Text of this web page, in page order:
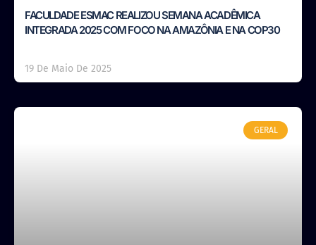
FACULDADE ESMAC REALIZOU SEMANA ACADÊMICA
INTEGRADA 2025 COM FOCO NA AMAZÔNIA E NA COP30
19 De Maio De 2025
GERAL